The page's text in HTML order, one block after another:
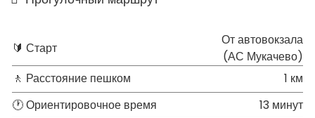
🔰 Старт
От автовокзала
(АС Мукачево)
🚶 Расстояние пешком
1 км
🕐 Ориентировочное время
13 минут